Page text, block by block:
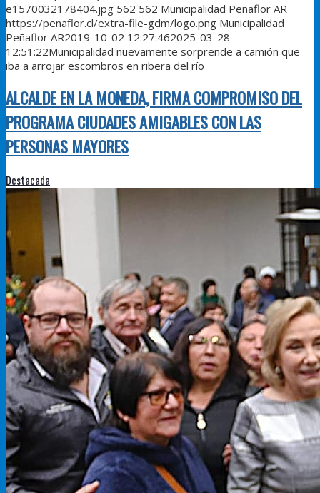
e1570032178404.jpg 562 562 Municipalidad Peñaflor AR
https://penaflor.cl/extra-file-gdm/logo.png Municipalidad
Peñaflor AR2019-10-02 12:27:462025-03-28
12:51:22Municipalidad nuevamente sorprende a camión que
iba a arrojar escombros en ribera del río
ALCALDE EN LA MONEDA, FIRMA COMPROMISO DEL
PROGRAMA CIUDADES AMIGABLES CON LAS
PERSONAS MAYORES
Destacada